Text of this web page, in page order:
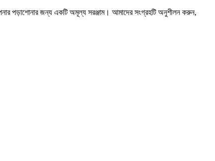
পড়াশোনার জন্য একটি অমূল্য সরঞ্জাম। আমাদের সংগ্রহটি অনুশীলন করুন,